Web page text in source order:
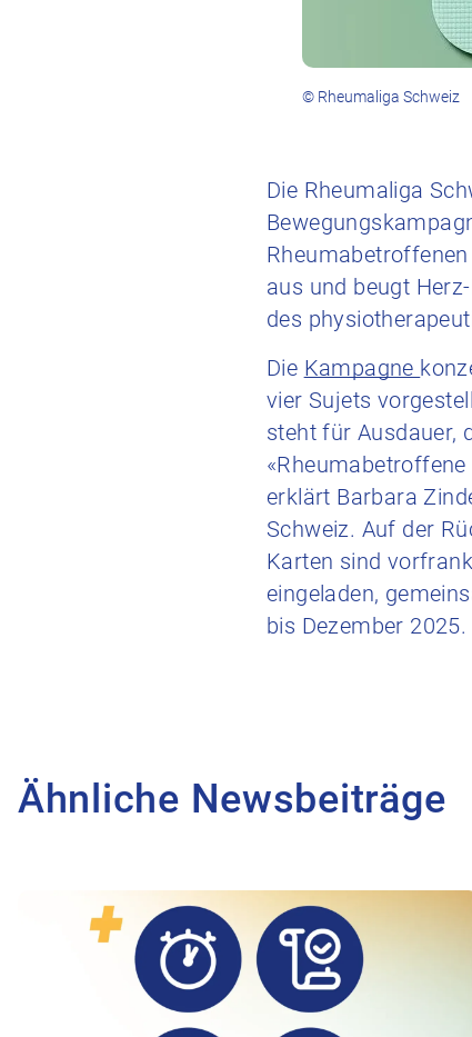
© Rheumaliga Schweiz
Die Rheumaliga
aus und beugt
des
Die Kampagne
vier Sujets
steht für Ausdauer,
erklärt Barbara
Schweiz. Auf der
Karten sind
eingeladen,
bis Dezember 2025.
Ähnliche Newsbeiträge
Zum Beitrag Antworten auf die wichtigsten